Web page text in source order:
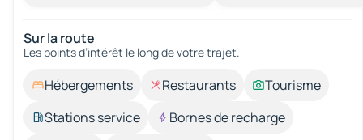
Sur la route
Les points d’intérêt le long de votre trajet.
Hébergements Restaurants
Tourisme
Stations service
Bornes de recharge